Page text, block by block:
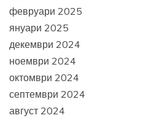
февруари 2025
януари 2025
декември 2024
ноември 2024
октомври 2024
септември 2024
август 2024